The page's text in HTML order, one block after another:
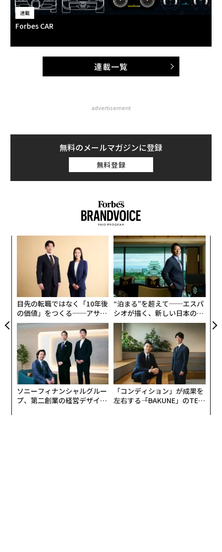
連載
Forbes CAR
連載一覧
advertisement
無料のメールマガジンに登録
無料登録
目先の転職ではなく「10年後
の価値」をつくる──アサイ
ンの長期伴走型支援とは
“泊まる”を超えて──エスパ
シオが描く、新しい日本のラ
グジュアリー（前編）
ソニーフィナンシャルグルー
プ、第二創業の経営デザイン
「コンディション」が成果を
左右する――「BAKUNE」のTEN